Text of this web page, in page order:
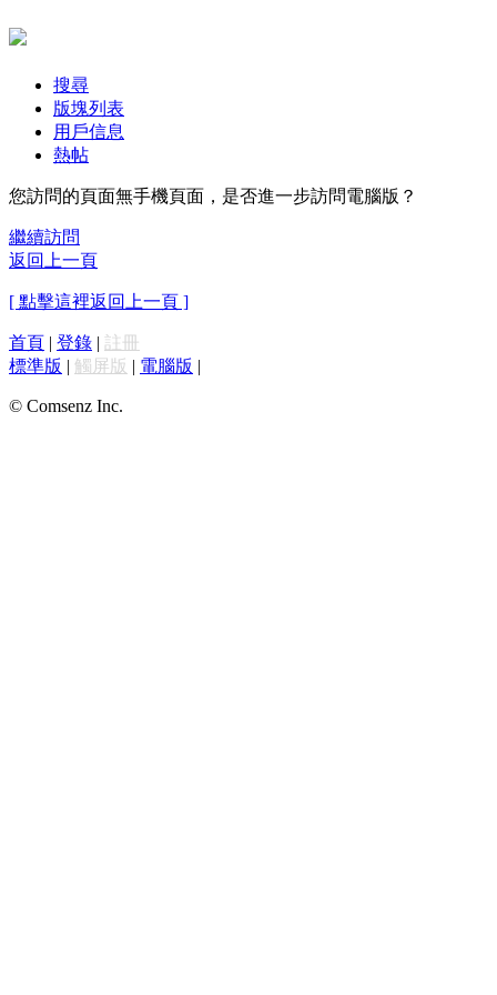
搜尋
版塊列表
用戶信息
熱帖
您訪問的頁面無手機頁面，是否進一步訪問電腦版？
繼續訪問
返回上一頁
[ 點擊這裡返回上一頁 ]
首頁 | 登錄 | 註冊
標準版 | 觸屏版 | 電腦版 |
© Comsenz Inc.